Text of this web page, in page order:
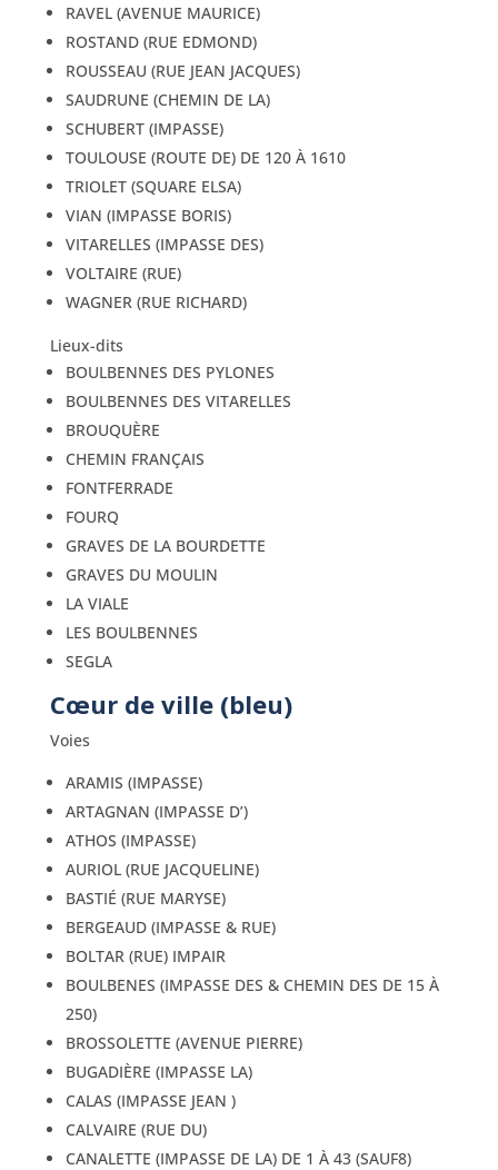
RAVEL (AVENUE MAURICE)
ROSTAND (RUE EDMOND)
ROUSSEAU (RUE JEAN JACQUES)
SAUDRUNE (CHEMIN DE LA)
SCHUBERT (IMPASSE)
TOULOUSE (ROUTE DE) DE 120 À 1610
TRIOLET (SQUARE ELSA)
VIAN (IMPASSE BORIS)
VITARELLES (IMPASSE DES)
VOLTAIRE (RUE)
WAGNER (RUE RICHARD)
Lieux-dits
BOULBENNES DES PYLONES
BOULBENNES DES VITARELLES
BROUQUÈRE
CHEMIN FRANÇAIS
FONTFERRADE
FOURQ
GRAVES DE LA BOURDETTE
GRAVES DU MOULIN
LA VIALE
LES BOULBENNES
SEGLA
Cœur de ville (bleu)
Voies
ARAMIS (IMPASSE)
ARTAGNAN (IMPASSE D’)
ATHOS (IMPASSE)
AURIOL (RUE JACQUELINE)
BASTIÉ (RUE MARYSE)
BERGEAUD (IMPASSE & RUE)
BOLTAR (RUE) IMPAIR
BOULBENES (IMPASSE DES & CHEMIN DES DE 15 À
250)
BROSSOLETTE (AVENUE PIERRE)
BUGADIÈRE (IMPASSE LA)
CALAS (IMPASSE JEAN )
CALVAIRE (RUE DU)
CANALETTE (IMPASSE DE LA) DE 1 À 43 (SAUF8)